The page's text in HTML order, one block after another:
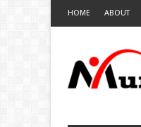
HOME ABOUT